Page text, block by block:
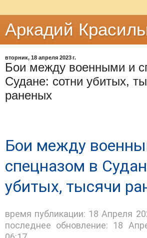
Аркадий
вторник, 18 апреля 2023 г.
Бои между военными и
Судане: сотни убитых,
раненых
Бои между
спецназом в
убитых, тысячи
время публикации: 18 Апреля
последнее обновление: 18